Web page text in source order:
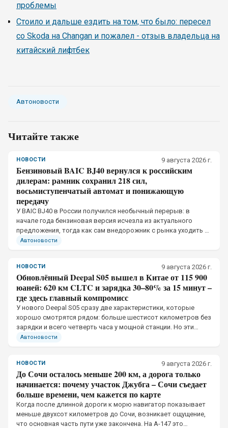
проблемы
Стоило и дальше ездить на том, что было: пересел
со Skoda на Changan и пожалел - отзыв владельца на
китайский лифтбек
Автоновости
Читайте также
НОВОСТИ 9 августа 2026 г.
Бензиновый BAIC BJ40 вернулся к российским
дилерам: рамник сохранил 218 сил,
восьмиступенчатый автомат и понижающую
передачу
У BAIC BJ40 в России получился необычный перерыв: в
начале года бензиновая версия исчезла из актуального
предложения, тогда как сам внедорожник с рынка уходить не
собирался.
Автоновости
НОВОСТИ 9 августа 2026 г.
Обновлённый Deepal S05 вышел в Китае от 115 900
юаней: 620 км CLTC и зарядка 30–80% за 15 минут –
где здесь главный компромисс
У нового Deepal S05 сразу две характеристики, которые
хорошо смотрятся рядом: больше шестисот километров без
зарядки и всего четверть часа у мощной станции. Но эти
показатели относятся к разным условиям эксплуатации
Автоновости
НОВОСТИ 9 августа 2026 г.
До Сочи осталось меньше 200 км, а дорога только
начинается: почему участок Джубга – Сочи съедает
больше времени, чем кажется по карте
Когда после длинной дороги к морю навигатор показывает
меньше двухсот километров до Сочи, возникает ощущение,
что основная часть пути уже закончена. На А-147 это